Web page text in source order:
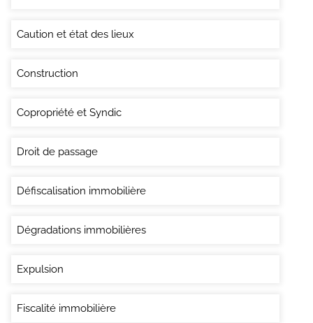
Caution et état des lieux
Construction
Copropriété et Syndic
Droit de passage
Défiscalisation immobilière
Dégradations immobilières
Expulsion
Fiscalité immobilière